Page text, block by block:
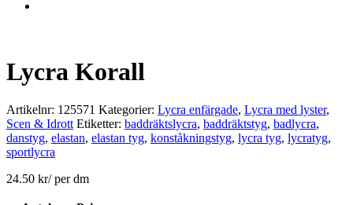
Lycra Korall
Artikelnr: 125571 Kategorier: Lycra enfärgade, Lycra med lyster,
Scen & Idrott Etiketter: baddräktslycra, baddräktstyg, badlycra,
danstyg, elastan, elastan tyg, konståkningstyg, lycra tyg, lycratyg,
sportlycra
24.50 kr/ per dm